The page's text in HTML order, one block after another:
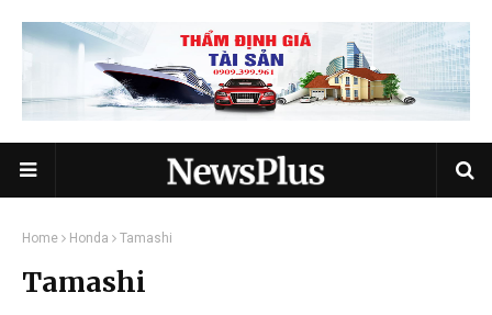
Home Honda Tamashi
Tamashi